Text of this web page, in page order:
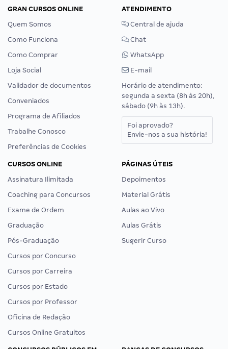
GRAN CURSOS ONLINE
Quem Somos
Como Funciona
Como Comprar
Loja Social
Validador de documentos
Conveniados
Programa de Afiliados
Trabalhe Conosco
Preferências de Cookies
ATENDIMENTO
Central de ajuda
Chat
WhatsApp
E-mail
Horário de atendimento:
segunda a sexta (8h às 20h),
sábado (9h às 13h).
Foi aprovado?
Envie-nos a sua história!
CURSOS ONLINE
Assinatura Ilimitada
Coaching para Concursos
Exame de Ordem
Graduação
Pós-Graduação
Cursos por Concurso
Cursos por Carreira
Cursos por Estado
Cursos por Professor
Oficina de Redação
Cursos Online Gratuitos
PÁGINAS ÚTEIS
Depoimentos
Material Grátis
Aulas ao Vivo
Aulas Grátis
Sugerir Curso